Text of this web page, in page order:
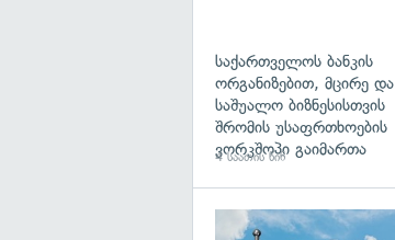
საქართველოს ბანკის
ორგანიზებით, მცირე და
საშუალო ბიზნესისთვის
შრომის უსაფრთხოების
ვორკშოპი გაიმართა
4 საათის წინ